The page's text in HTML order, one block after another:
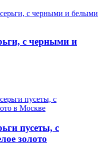
с черными и
пусеты, с
золото